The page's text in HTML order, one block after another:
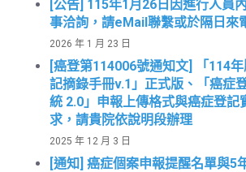
[公告] 115年1月26日因進行人員
事洽詢，請eMail聯繫或於隔日來
2026 年 1 月 23 日
[癌登第114006號通知文] 「114
記摘錄手冊v.1」正式版、「癌症
統 2.0」申報上傳格式與癌症登記
求，請貴院依說明段辦理
2025 年 12 月 3 日
[通知] 癌症個案申報提醒名單與5